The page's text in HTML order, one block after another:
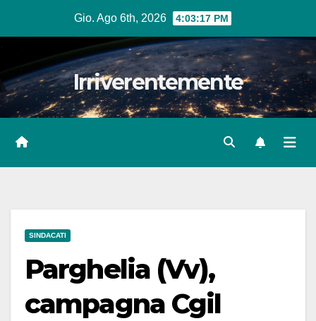
Gio. Ago 6th, 2026 4:03:18 PM
Irriverentemente
SINDACATI
Parghelia (Vv),
campagna Cgil